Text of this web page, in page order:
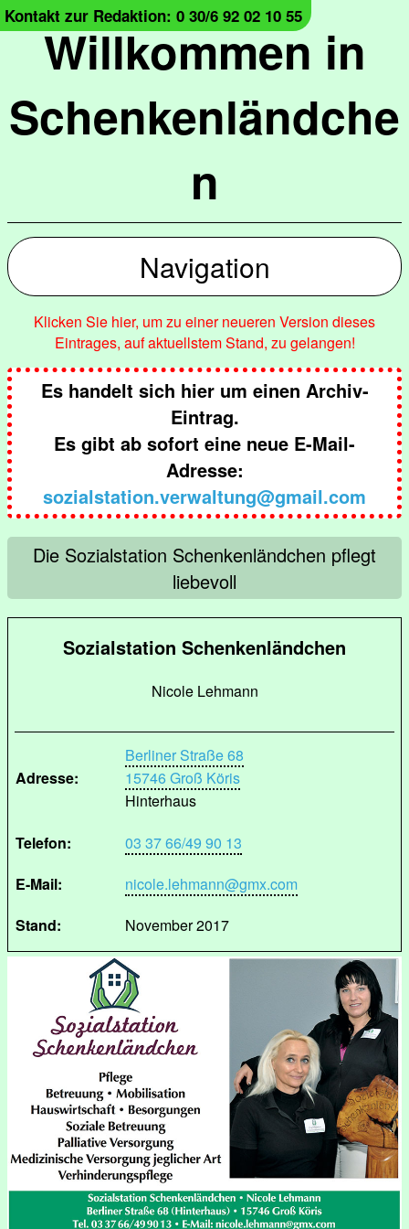
Willkommen in
Schenkenländche
n
Kontakt zur Redaktion: 0 30/6 92 02 10 55
Navigation
Klicken Sie hier, um zu einer neueren Version dieses
Eintrages, auf aktuellstem Stand, zu gelangen!
Es handelt sich hier um einen Archiv-
Eintrag.
Es gibt ab sofort eine neue E-Mail-
Adresse:
sozialstation.verwaltung@gmail.com
Die Sozialstation Schenkenländchen pflegt
liebevoll
Sozialstation Schenkenländchen
Nicole Lehmann
Adresse:
Berliner Straße 68
15746 Groß Köris
Hinterhaus
Telefon:
03 37 66/49 90 13
E-Mail:
nicole.lehmann@gmx.com
Stand:
November 2017